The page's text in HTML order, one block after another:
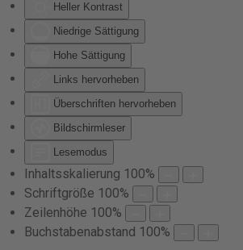
Heller Kontrast
Niedrige Sättigung
Hohe Sättigung
Links hervorheben
Überschriften hervorheben
Bildschirmleser
Lesemodus
Inhaltsskalierung 100%
Schriftgröße 100%
Zeilenhöhe 100%
Buchstabenabstand 100%